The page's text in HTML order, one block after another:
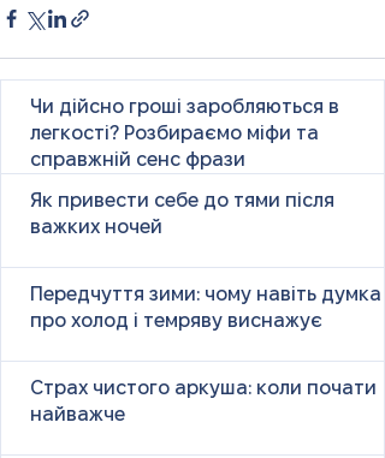
Чи дійсно гроші заробляються в
легкості? Розбираємо міфи та
справжній сенс фрази
Як привести себе до тями після
важких ночей
Передчуття зими: чому навіть думка
про холод і темряву виснажує
Страх чистого аркуша: коли почати
найважче